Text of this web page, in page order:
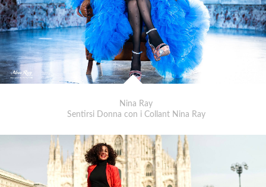
Nina Ray
Sentirsi Donna con i Collant Nina Ray